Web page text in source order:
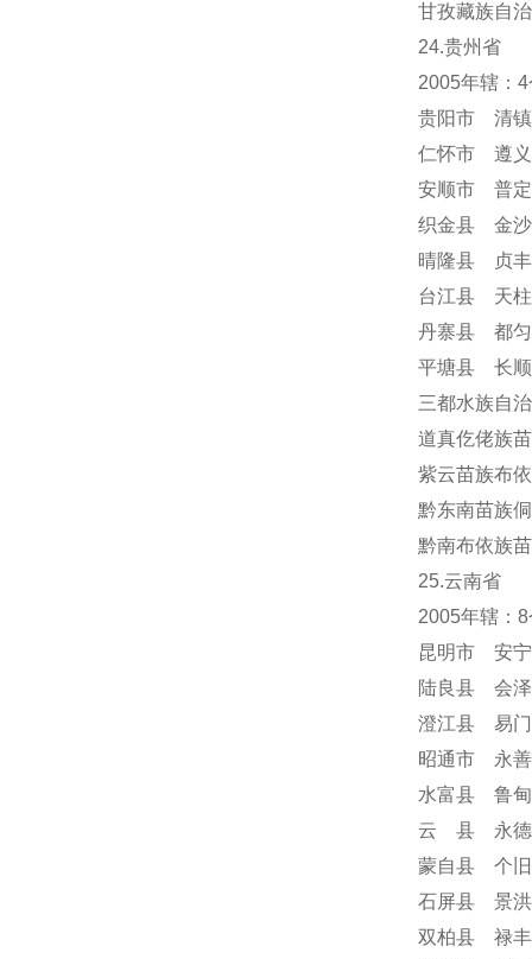
甘孜藏族自
24.贵州省
2005年辖：
贵阳市 清
仁怀市 遵
安顺市 普
织金县 金
晴隆县 贞
台江县 天
丹寨县 都
平塘县 长
三都水族自
道真仡佬族
紫云苗族布
黔东南苗族
黔南布依族
25.云南省
2005年辖：
昆明市 安
陆良县 会
澄江县 易
昭通市 永
水富县 鲁
云 县 永德
蒙自县 个
石屏县 景
双柏县 禄